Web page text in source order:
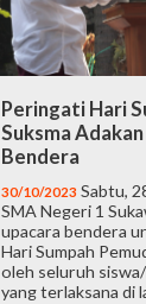
Peringati Hari
Suksma
Bendera
30/10/2023 Sabtu,
SMA Negeri 1
upacara bendera
Hari Sumpah
oleh seluruh
yang terlaksana di